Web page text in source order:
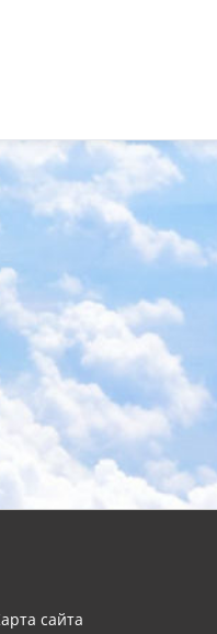
сайта